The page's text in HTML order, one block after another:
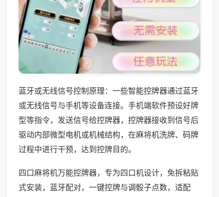
蓝牙或无线信号控制原理：一些智能控牌器通过蓝牙
或无线信号与手机等设备连接。手机端软件预设好牌
型等指令，发送信号给控牌器，控牌器接收到信号后
驱动内部微型电机或机械结构，在麻将机洗牌、码牌
过程中进行干预，达到控牌目的。
四口麻将机万能控牌器，专为四口机设计，免拆粘贴
式安装，蓝牙配对，一键控牌与调骰子点数，适配